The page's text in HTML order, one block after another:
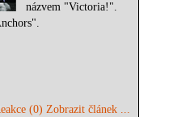
názvem "Victoria!".
(0) Zobrazit článek ...